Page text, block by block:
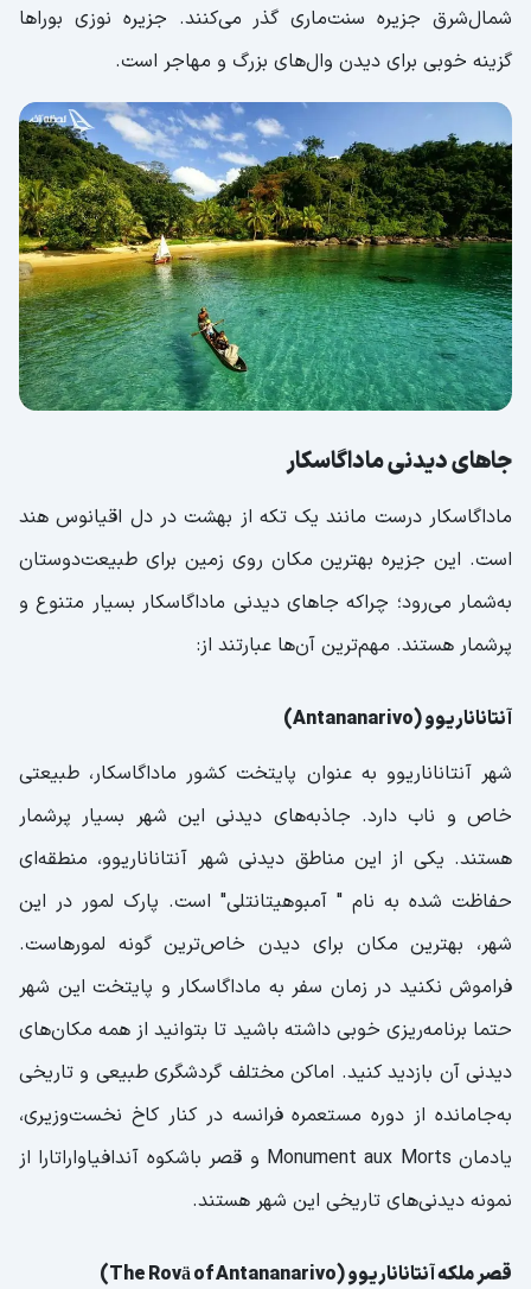
شمال‌شرق جزیره سنت‌ماری گذر می‌کنند. جزیره نوزی بوراها
گزینه خوبی برای دیدن وال‌های بزرگ و مهاجر است.
جاهای دیدنی ماداگاسکار
ماداگاسکار درست مانند یک تکه از بهشت در دل اقیانوس هند
است. این جزیره بهترین مکان روی زمین برای طبیعت‌دوستان
به‌شمار می‌رود؛ چراکه جاهای دیدنی ماداگاسکار بسیار متنوع و
پرشمار هستند. مهم‌ترین آن‌ها عبارتند از:
آنتاناناریوو (Antananarivo)
شهر آنتاناناریوو به عنوان پایتخت کشور ماداگاسکار، طبیعتی
خاص و ناب دارد. جاذبه‌های دیدنی این شهر بسیار پرشمار
هستند. یکی از این مناطق دیدنی شهر آنتاناناریوو، منطقه‌ای
حفاظت شده به نام " آمبوهیتانتلی" است. پارک لمور در این
شهر، بهترین مکان برای دیدن خاص‌ترین گونه لمورهاست.
فراموش نکنید در زمان سفر به ماداگاسکار و پایتخت این شهر
حتما برنامه‌ریزی خوبی داشته باشید تا بتوانید از همه مکان‌های
دیدنی آن بازدید کنید. اماکن مختلف گردشگری طبیعی و تاریخی
به‌جامانده از دوره مستعمره فرانسه در کنار کاخ نخست‌وزیری،
یادمان Monument aux Morts و قصر باشکوه آندافیاواراتارا از
نمونه دیدنی‌های تاریخی این شهر هستند.
قصر ملکه آنتاناناریوو (The Rovä of Antananarivo)